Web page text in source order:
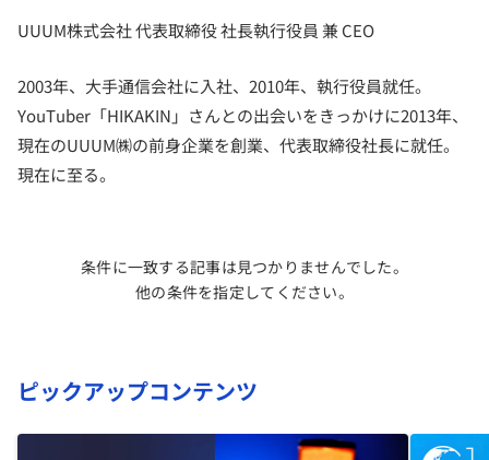
UUUM株式会社 代表取締役 社長執行役員 兼 CEO
2003年、大手通信会社に入社、2010年、執行役員就任。
YouTuber「HIKAKIN」さんとの出会いをきっかけに2013年、
現在のUUUM㈱の前身企業を創業、代表取締役社長に就任。
現在に至る。
条件に一致する記事は見つかりませんでした。
他の条件を指定してください。
ピックアップコンテンツ